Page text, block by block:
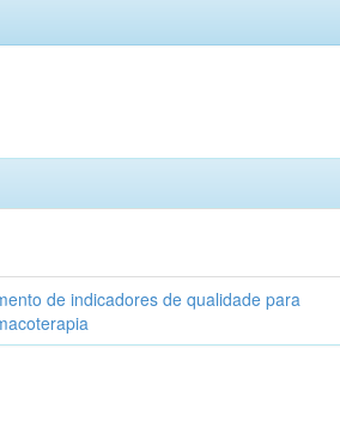
de indicadores de qualidade para